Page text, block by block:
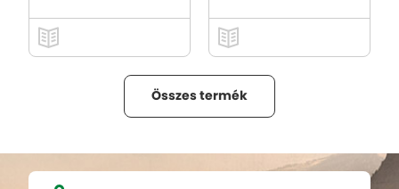
Összes termék